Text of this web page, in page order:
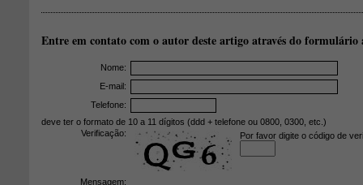
Entre em contato com o autor deste artigo através do formulário
Nome:
E-mail:
Telefone:
deve ter o formato de 10 a 11 dígitos (ddd + telefone ou 0800, 0300, etc.)
Verificação:
Por favor digite o código de
Mensagem: